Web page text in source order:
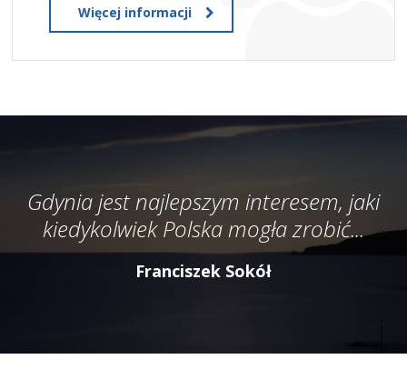
Więcej informacji
Gdynia jest najlepszym interesem, jaki
kiedykolwiek Polska mogła zrobić...
Franciszek Sokół